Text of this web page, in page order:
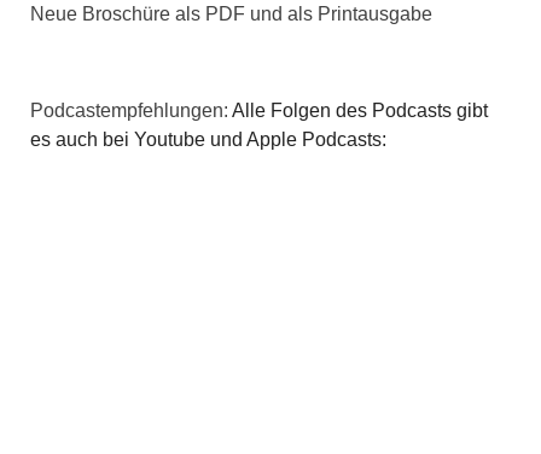
Neue Broschüre als PDF und als Printausgabe
Podcastempfehlungen: Alle Folgen des Podcasts gibt
es auch bei Youtube und Apple Podcasts: